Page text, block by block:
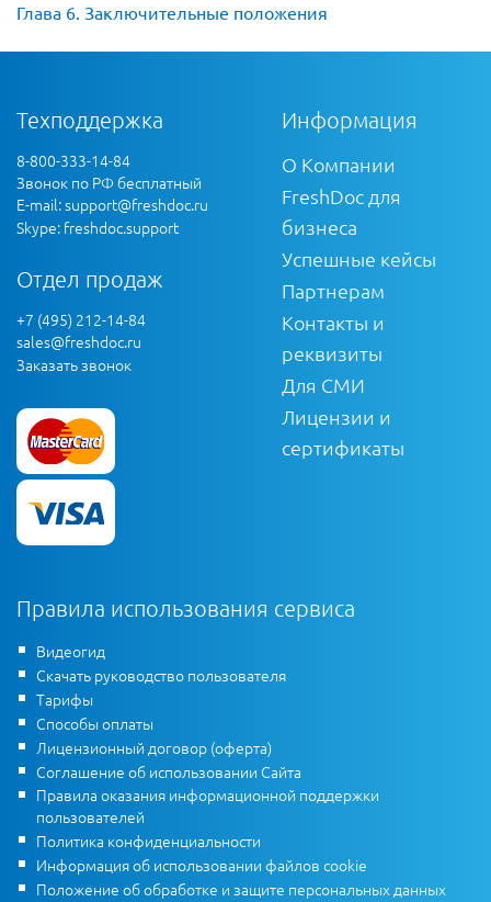
Глава 6. Заключительные положения
Техподдержка
8-800-333-14-84
Звонок по РФ бесплатный
E-mail:support@freshdoc.ru
Skype: freshdoc.support
Отдел продаж
+7 (495) 212-14-84
sales@freshdoc.ru
Заказать звонок
Информация
О Компании
FreshDoc для
бизнеса
Успешные кейсы
Партнерам
Контакты и
реквизиты
Для СМИ
Лицензии и
сертификаты
Правила использования сервиса
Видеогид
Скачать руководство пользователя
Тарифы
Способы оплаты
Лицензионный договор (оферта)
Соглашение об использовании Сайта
Правила оказания информационной поддержки
пользователей
Политика конфиденциальности
Информация об использовании файлов cookie
Положение об обработке и защите персональных данных